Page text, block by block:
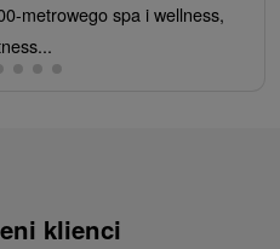
metrowego spa i wellness,
klienci